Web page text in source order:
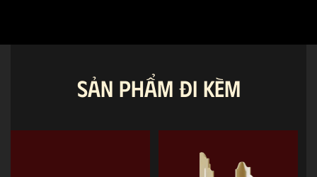
SẢN PHẨM ĐI KÈM